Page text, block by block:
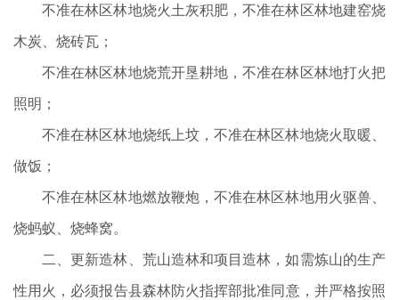
不准在林区林地烧火土灰积肥，不准在林区林地建窑烧
木炭、烧砖瓦；
不准在林区林地烧荒开垦耕地，不准在林区林地打火把
照明；
不准在林区林地烧纸上坟，不准在林区林地烧火取暖、
做饭；
不准在林区林地燃放鞭炮，不准在林区林地用火驱兽、
烧蚂蚁、烧蜂窝。
二、更新造林、荒山造林和项目造林，如需炼山的生产
性用火，必须报告县森林防火指挥部批准同意，并严格按照